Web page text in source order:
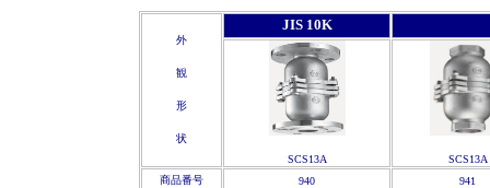
外
観
形
状
JIS 10K
SCS13A
SCS13A
商品番号
940 941